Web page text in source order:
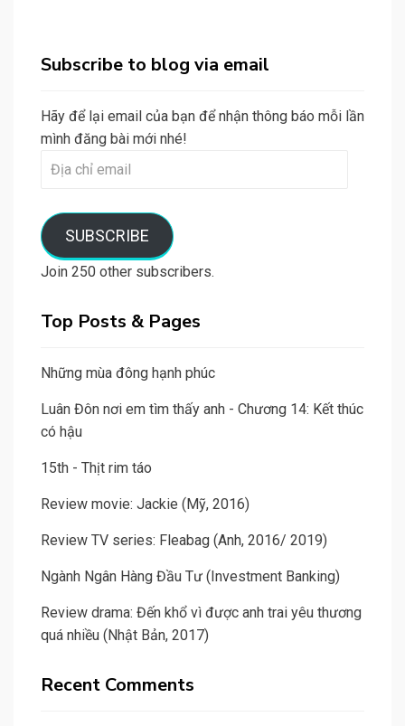
Subscribe to blog via email
Hãy để lại email của bạn để nhận thông báo mỗi lần
mình đăng bài mới nhé!
Địa
SUBSCRIBE
Join 250 other subscribers.
Top Posts & Pages
Những mùa đông hạnh phúc
Luân Đôn nơi em tìm thấy anh - Chương 14: Kết thúc
có hậu
15th - Thịt rim táo
Review movie: Jackie (Mỹ, 2016)
Review TV series: Fleabag (Anh, 2016/ 2019)
Ngành Ngân Hàng Đầu Tư (Investment Banking)
Review drama: Đến khổ vì được anh trai yêu thương
quá nhiều (Nhật Bản, 2017)
Recent Comments